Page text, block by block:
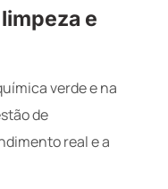
e
verde e na
de
real e a